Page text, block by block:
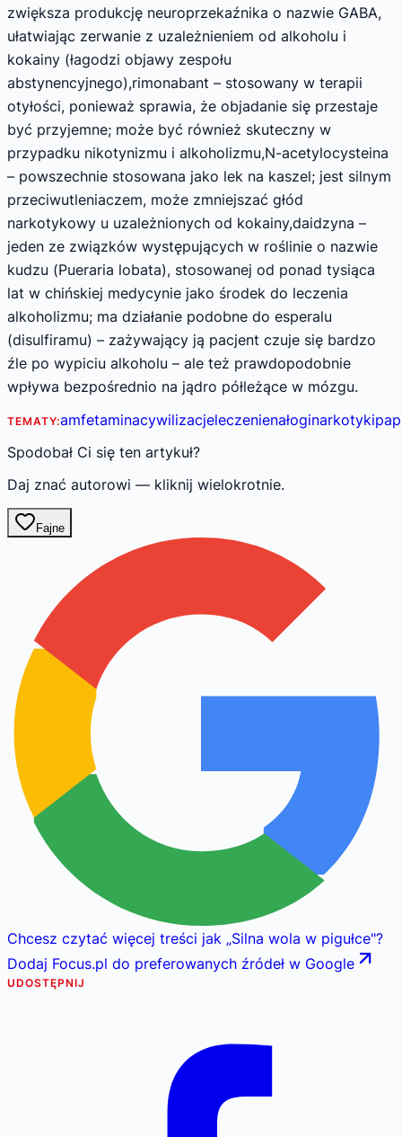
zwiększa produkcję neuroprzekaźnika o nazwie GABA,
ułatwiając zerwanie z uzależnieniem od alkoholu i
kokainy (łagodzi objawy zespołu
abstynencyjnego),rimonabant – stosowany w terapii
otyłości, ponieważ sprawia, że objadanie się przestaje
być przyjemne; może być również skuteczny w
przypadku nikotynizmu i alkoholizmu,N-acetylocysteina
– powszechnie stosowana jako lek na kaszel; jest silnym
przeciwutleniaczem, może zmniejszać głód
narkotykowy u uzależnionych od kokainy,daidzyna –
jeden ze związków występujących w roślinie o nazwie
kudzu (Pueraria lobata), stosowanej od ponad tysiąca
lat w chińskiej medycynie jako środek do leczenia
alkoholizmu; ma działanie podobne do esperalu
(disulfiramu) – zażywający ją pacjent czuje się bardzo
źle po wypiciu alkoholu – ale też prawdopodobnie
wpływa bezpośrednio na jądro półleżące w mózgu.
TEMATY:amfetaminacywilizacjeleczenienałoginarkotyki
Spodobał Ci się ten artykuł?
Daj znać autorowi — kliknij wielokrotnie.
Fajne
Chcesz czytać więcej treści jak „Silna wola w pigułce"?
Dodaj Focus.pl do preferowanych źródeł w Google
UDOSTĘPNIJ